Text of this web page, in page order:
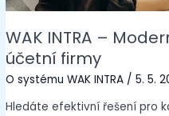
WAK INTRA –
účetní firmy
O systému WAK INTRA /5. 5.
Hledáte efektivní řešení pro